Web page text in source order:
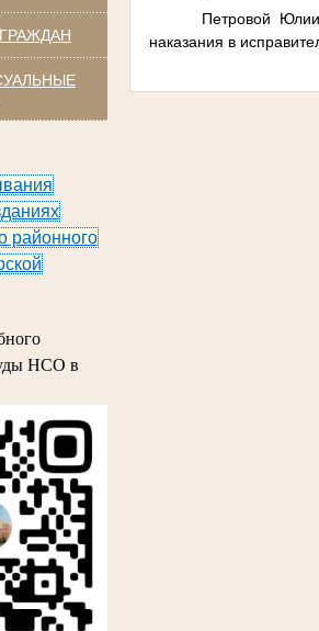
районного
НСО в
Петровой
наказания в